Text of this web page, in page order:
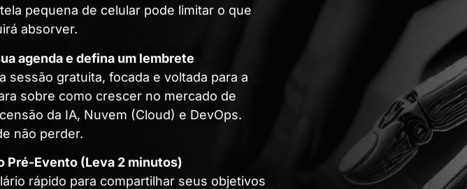
pequena de celular pode limitar o que
absorver.
agenda e defina um lembrete
sessão gratuita, focada e voltada para a
sobre como crescer no mercado de
da IA, Nuvem (Cloud) e DevOps.
não perder.
Pré-Evento (Leva 2 minutos)
rápido para compartilhar seus objetivos